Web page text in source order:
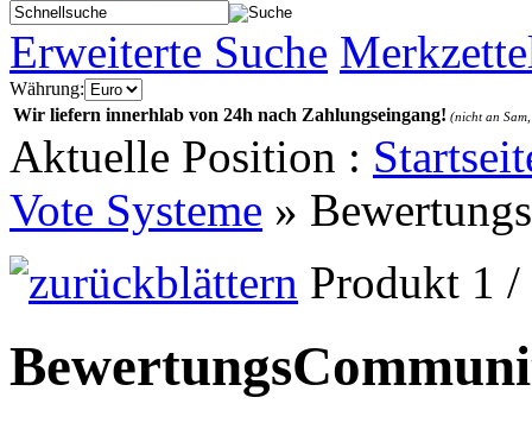
Erweiterte Suche
Währung:
Wir liefern innerhlab von 24h nach Zahlungseingang! (nicht an
Aktuelle Position :
Vote Systeme »
Produkt 1